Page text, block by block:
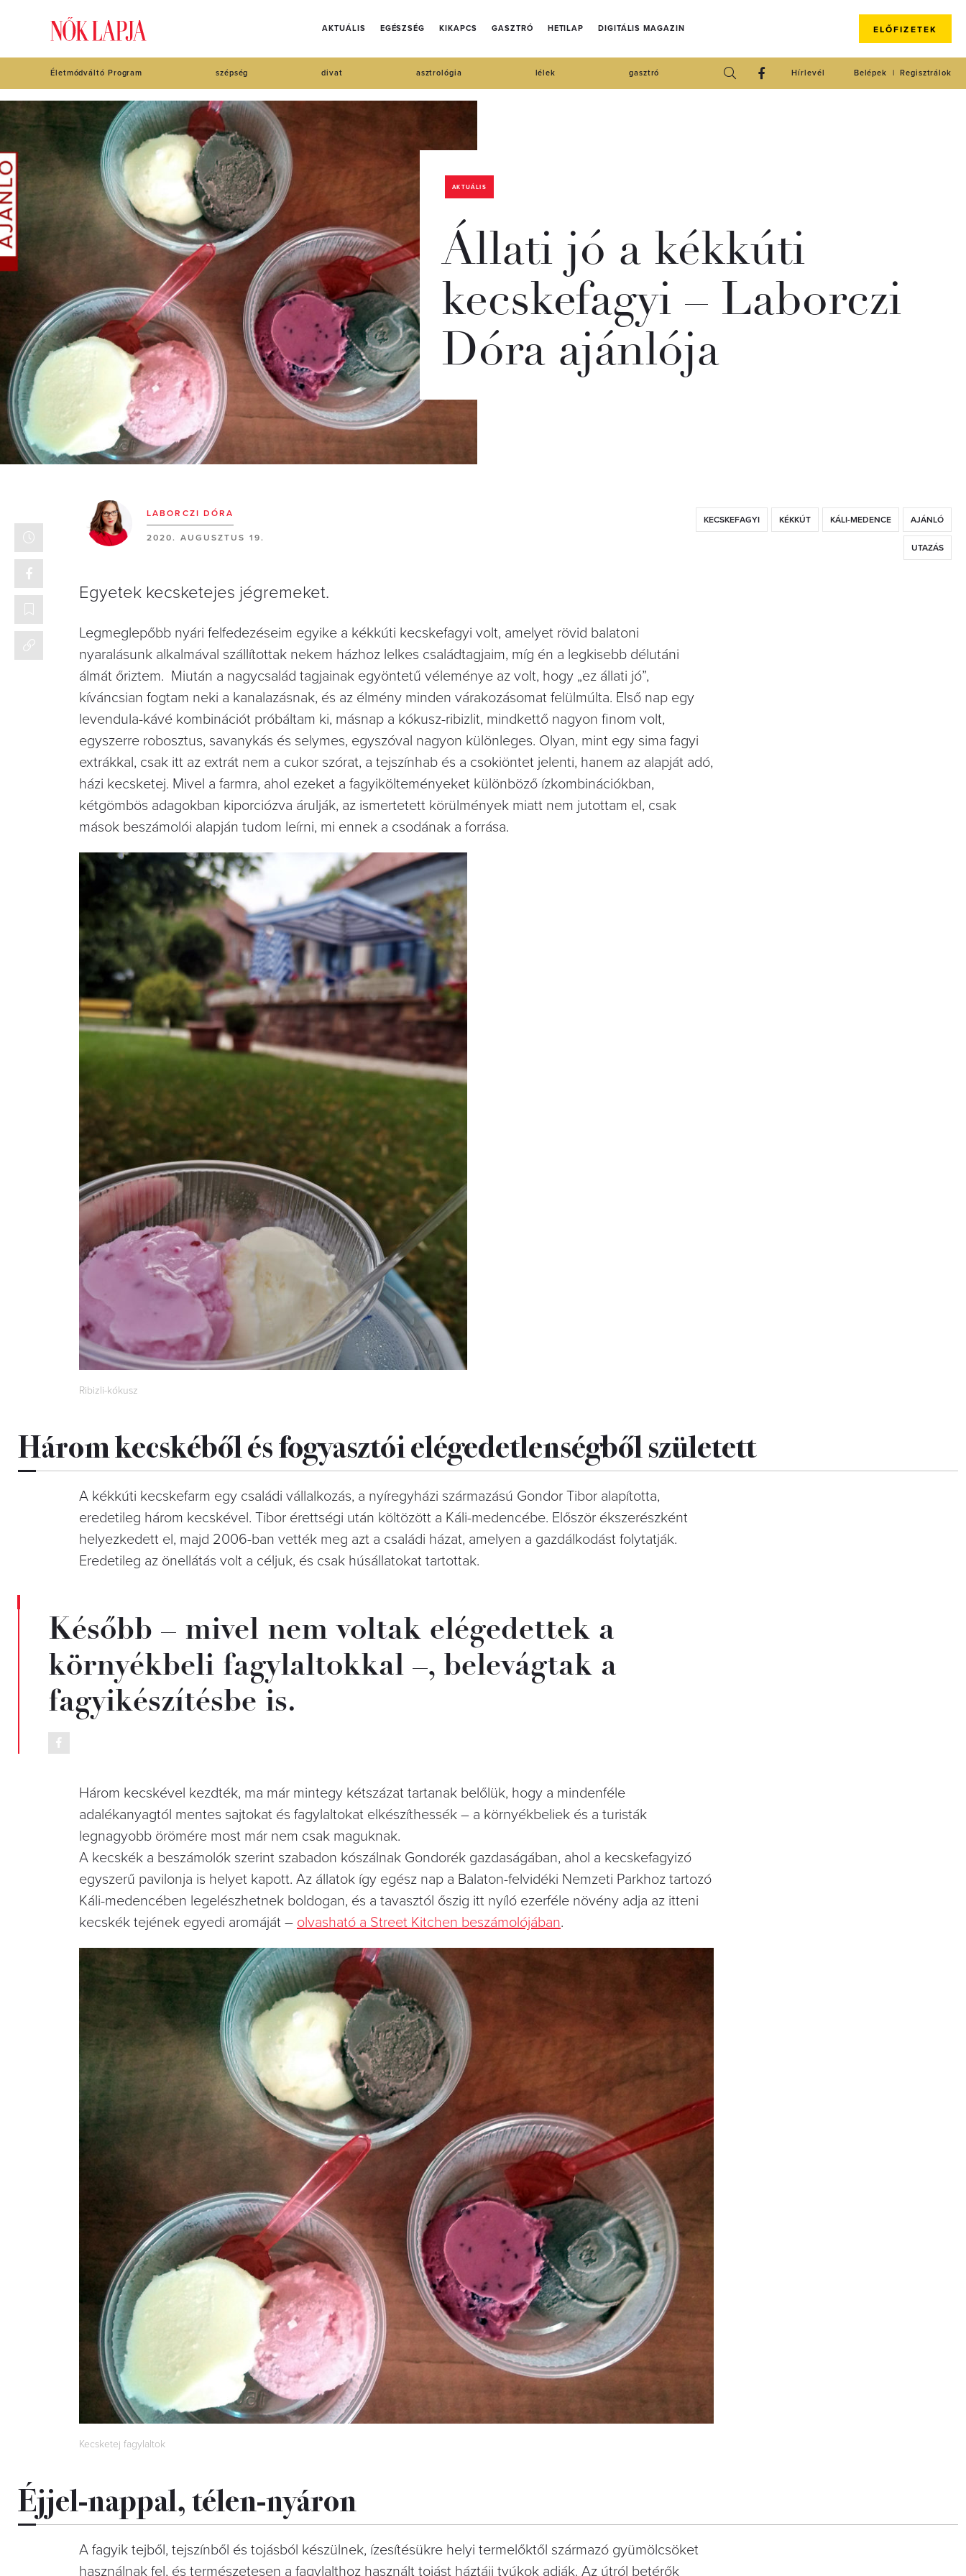
AKTUÁLIS EGÉSZSÉG KIKAPCS GASZTRÓ HETILAP DIGITÁLIS MAGAZIN ELŐFIZETEK
Életmódváltó Program szépség divat asztrológia lélek gasztró Regisztrálok
Belépek
Hírlevél
AKTUÁLIS
Állati jó a kékkúti
kecskefagyi – Laborczi
Dóra ajánlója
LABORCZI DÓRA
2020. AUGUSZTUS 19.
KECSKEFAGYI KÉKKÚT KÁLI-MEDENCE AJÁNLÓ
UTAZÁS
Egyetek kecsketejes jégremeket.
Legmeglepőbb nyári felfedezéseim egyike a kékkúti kecskefagyi volt, amelyet rövid balatoni
nyaralásunk alkalmával szállítottak nekem házhoz lelkes családtagjaim, míg én a legkisebb délutáni
álmát őriztem. Miután a nagycsalád tagjainak egyöntetű véleménye az volt, hogy „ez állati jó”,
kíváncsian fogtam neki a kanalazásnak, és az élmény minden várakozásomat felülmúlta. Első nap egy
levendula-kávé kombinációt próbáltam ki, másnap a kókusz-ribizlit, mindkettő nagyon finom volt,
egyszerre robosztus, savanykás és selymes, egyszóval nagyon különleges. Olyan, mint egy sima fagyi
extrákkal, csak itt az extrát nem a cukor szórat, a tejszínhab és a csokiöntet jelenti, hanem az alapját adó,
házi kecsketej. Mivel a farmra, ahol ezeket a fagyikölteményeket különböző ízkombinációkban,
kétgömbös adagokban kiporciózva árulják, az ismertetett körülmények miatt nem jutottam el, csak
mások beszámolói alapján tudom leírni, mi ennek a csodának a forrása.
Ribizli-kókusz
Három kecskéből és fogyasztói elégedetlenségből született
A kékkúti kecskefarm egy családi vállalkozás, a nyíregyházi származású Gondor Tibor alapította,
eredetileg három kecskével. Tibor érettségi után költözött a Káli-medencébe. Először ékszerészként
helyezkedett el, majd 2006-ban vették meg azt a családi házat, amelyen a gazdálkodást folytatják.
Eredetileg az önellátás volt a céljuk, és csak húsállatokat tartottak.
Később – mivel nem voltak elégedettek a
környékbeli fagylaltokkal –, belevágtak a
fagyikészítésbe is.
Három kecskével kezdték, ma már mintegy kétszázat tartanak belőlük, hogy a mindenféle
adalékanyagtól mentes sajtokat és fagylaltokat elkészíthessék – a környékbeliek és a turisták
legnagyobb örömére most már nem csak maguknak.
A kecskék a beszámolók szerint szabadon kószálnak Gondorék gazdaságában, ahol a kecskefagyizó
egyszerű pavilonja is helyet kapott. Az állatok így egész nap a Balaton-felvidéki Nemzeti Parkhoz tartozó
Káli-medencében legelészhetnek boldogan, és a tavasztól őszig itt nyíló ezerféle növény adja az itteni
kecskék tejének egyedi aromáját – olvasható a Street Kitchen beszámolójában.
Kecsketej fagylaltok
Éjjel-nappal, télen-nyáron
A fagyik tejből, tejszínből és tojásból készülnek, ízesítésükre helyi termelőktől származó gyümölcsöket
használnak fel, és természetesen a fagylalthoz használt tojást háztáji tyúkok adják. Az útról betérők